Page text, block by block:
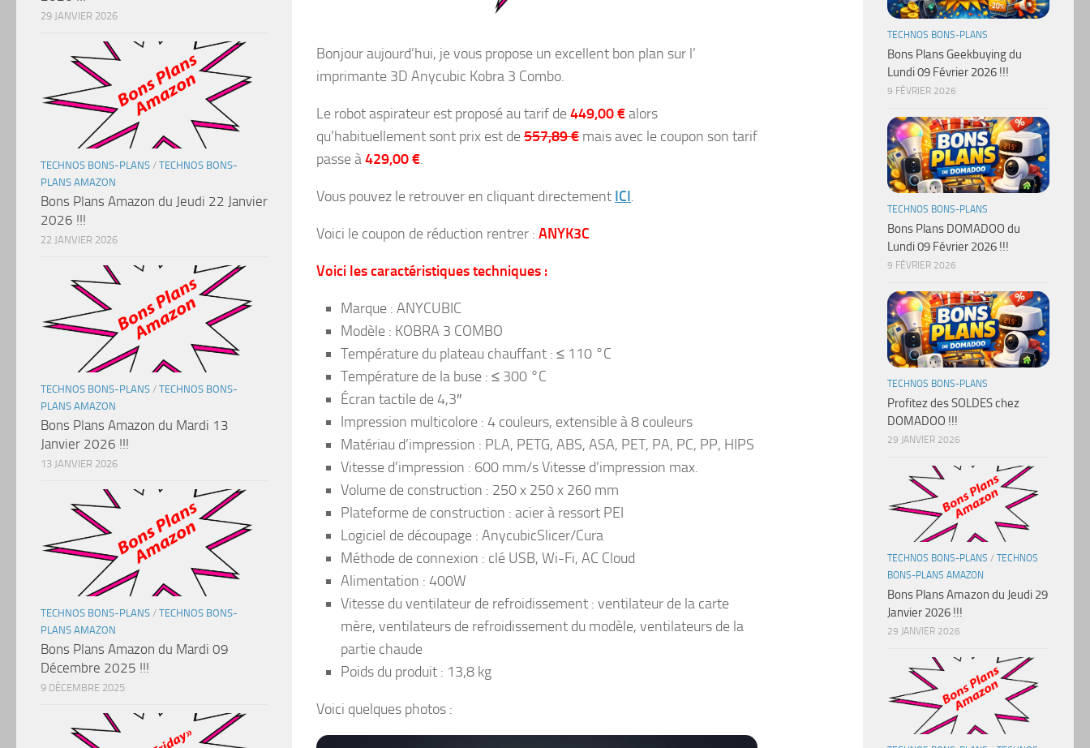
Bonjour aujourd’hui, je vous propose un excellent bon plan sur l’
imprimante 3D Anycubic Kobra 3 Combo.
Le robot aspirateur est proposé au tarif de449,00 €alors
qu’habituellement sont prix est de557,89 € mais avec le coupon son tarif
passe à429,00 €.
Vous pouvez le retrouver en cliquant directement ICI.
Voici le coupon de réduction rentrer : ANYK3C
Voici les caractéristiques techniques :
Marque : ANYCUBIC
Modèle : KOBRA 3 COMBO
Température du plateau chauffant : ≤ 110 °C
Température de la buse : ≤ 300 °C
Écran tactile de 4,3″
Impression multicolore : 4 couleurs, extensible à 8 couleurs
Matériau d’impression : PLA, PETG, ABS, ASA, PET, PA, PC, PP, HIPS
Vitesse d’impression : 600 mm/s Vitesse d’impression max.
Volume de construction : 250 x 250 x 260 mm
Plateforme de construction : acier à ressort PEI
Logiciel de découpage : AnycubicSlicer/Cura
Méthode de connexion : clé USB, Wi-Fi, AC Cloud
Alimentation : 400W
Vitesse du ventilateur de refroidissement : ventilateur de la carte
mère, ventilateurs de refroidissement du modèle, ventilateurs de la
partie chaude
Poids du produit : 13,8 kg
Voici quelques photos :
29 JANVIER 2026
TECHNOS BONS-PLANS / TECHNOS BONS-
PLANS AMAZON
Bons Plans Amazon du Jeudi 22 Janvier
2026 !!!
22 JANVIER 2026
TECHNOS BONS-PLANS / TECHNOS BONS-
PLANS AMAZON
Bons Plans Amazon du Mardi 13
Janvier 2026 !!!
13 JANVIER 2026
TECHNOS BONS-PLANS / TECHNOS BONS-
PLANS AMAZON
Bons Plans Amazon du Mardi 09
Décembre 2025 !!!
9 DÉCEMBRE 2025
TECHNOS BONS-PLANS
Bons Plans Geekbuying du
Lundi 09 Février 2026 !!!
9 FÉVRIER 2026
TECHNOS BONS-PLANS
Bons Plans DOMADOO du
Lundi 09 Février 2026 !!!
9 FÉVRIER 2026
TECHNOS BONS-PLANS
Profitez des SOLDES chez
DOMADOO !!!
29 JANVIER 2026
TECHNOS BONS-PLANS / TECHNOS
BONS-PLANS AMAZON
Bons Plans Amazon du Jeudi 29
Janvier 2026 !!!
29 JANVIER 2026